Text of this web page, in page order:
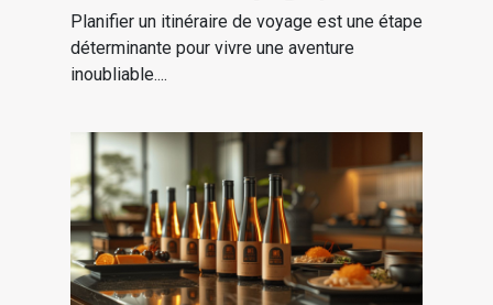
une aventure mémorable
Planifier un itinéraire de voyage est une étape
déterminante pour vivre une aventure
inoubliable....